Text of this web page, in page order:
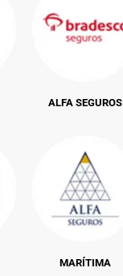
ALFA SEGUROS
MARÍTIMA